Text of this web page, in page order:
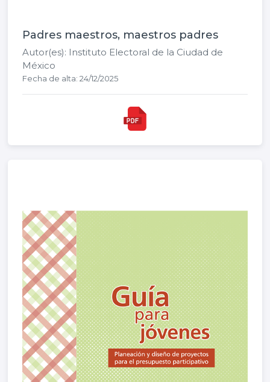
Padres maestros, maestros padres
Autor(es): Instituto Electoral de la Ciudad de
México
Fecha de alta: 24/12/2025